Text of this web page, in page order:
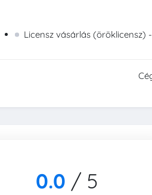
Licensz vásárlás (öröklicensz)
0.0 / 5